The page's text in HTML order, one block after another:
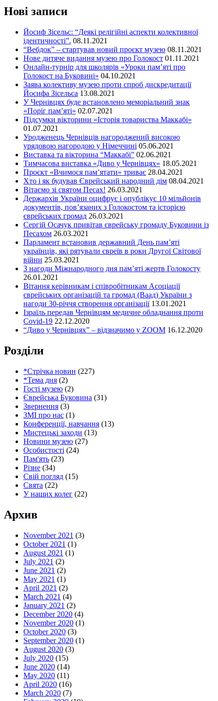
Нові записи
Йосиф Зісельс: “Деякі релігійні аспекти колективної
ідентичності”. 08.11.2021
“Вебдок” – стартував новий проєкт музею 08.11.2021
Нове дитяче видання музею про Голокост 01.11.2021
Онлайн-турнір для школярів «Уроки пам’яті про
Голокост на Буковині» 04.10.2021
Заява колективу музею проти спроб дискредитації
Йосифа Зісельса 13.08.2021
У Чернівцях буде встановлено меморіальний знак
«Поріг пам’яті» 02.07.2021
Підсумки вікторини «Історія товариства Маккабі»
01.07.2021
Уродженець Чернівців нагороджений високою
урядовою нагородою у Німеччині 05.06.2021
Виставка та вікторина “Маккабі” 02.06.2021
Тимчасова виставка «Диво у Чернівцях» 18.05.2021
Проєкт «Вчимося пам’ятати» триває 28.04.2021
Хто і як будував Єврейський народний дім 08.04.2021
Вітаємо зі святом Песах! 26.03.2021
Держархів України оцифрує і опублікує 10 мільйонів
документів, пов’язаних з Голокостом та історією
єврейських громад 26.03.2021
Сергій Осачук привітав єврейську громаду Буковини із
Песахом 26.03.2021
Парламент встановив державний День пам’яті
українців, які рятували євреїв в роки Другої Світової
війни 25.03.2021
З нагоди Міжнародного дня пам’яті жертв Голокосту
26.01.2021
Вітання керівникам і співробітникам Асоціації
єврейських організацій та громад (Ваад) України з
нагоди 30-річчя створення організації 13.01.2021
Ізраїль передав Чернівцям медичне обладнання проти
Covid-19 22.12.2020
“Диво у Чернівцях” – відзначимо у ZOOM 16.12.2020
Розділи
*Стрічка новин (227)
*Тема дня (2)
Гості музею (2)
Єврейська Буковина (31)
Звернення (3)
ЗМІ про нас (1)
Конференції, навчання (13)
Мистецькі заходи (13)
Новини музею (27)
Особистості (24)
Пам'ять (23)
Різне (34)
Свій погляд (15)
Свята (22)
У наших колег (22)
Архив
November 2021 (3)
October 2021 (1)
August 2021 (1)
July 2021 (2)
June 2021 (2)
May 2021 (1)
April 2021 (2)
March 2021 (4)
January 2021 (2)
December 2020 (4)
November 2020 (1)
October 2020 (3)
September 2020 (1)
August 2020 (3)
July 2020 (15)
June 2020 (14)
May 2020 (11)
April 2020 (16)
March 2020 (7)